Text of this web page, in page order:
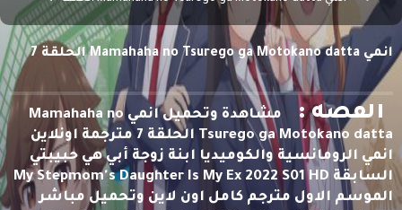
انمي Mamahaha no Tsurego ga Motokano datta الحلقة 7
القصه :
مشاهدة وتحميل انمي Mamahaha no
Tsurego ga Motokano datta الحلقة 7 مترجمة اونلاين
انمي الرومانسية والكوميديا ابنة زوجة أبي هي حبيبتي
السابقة My Stepmom's Daughter Is My Ex 2022 S01 HD
الموسم الاول مترجم كامل اون لاين وتحميل مباشر